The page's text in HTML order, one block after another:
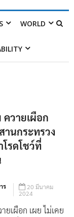
WORLD
วายเผือก
นกระทรวง
รดโชว์ที่
ร
20 มีนาคม
2024
ยเผือก เผย ไม่เคย